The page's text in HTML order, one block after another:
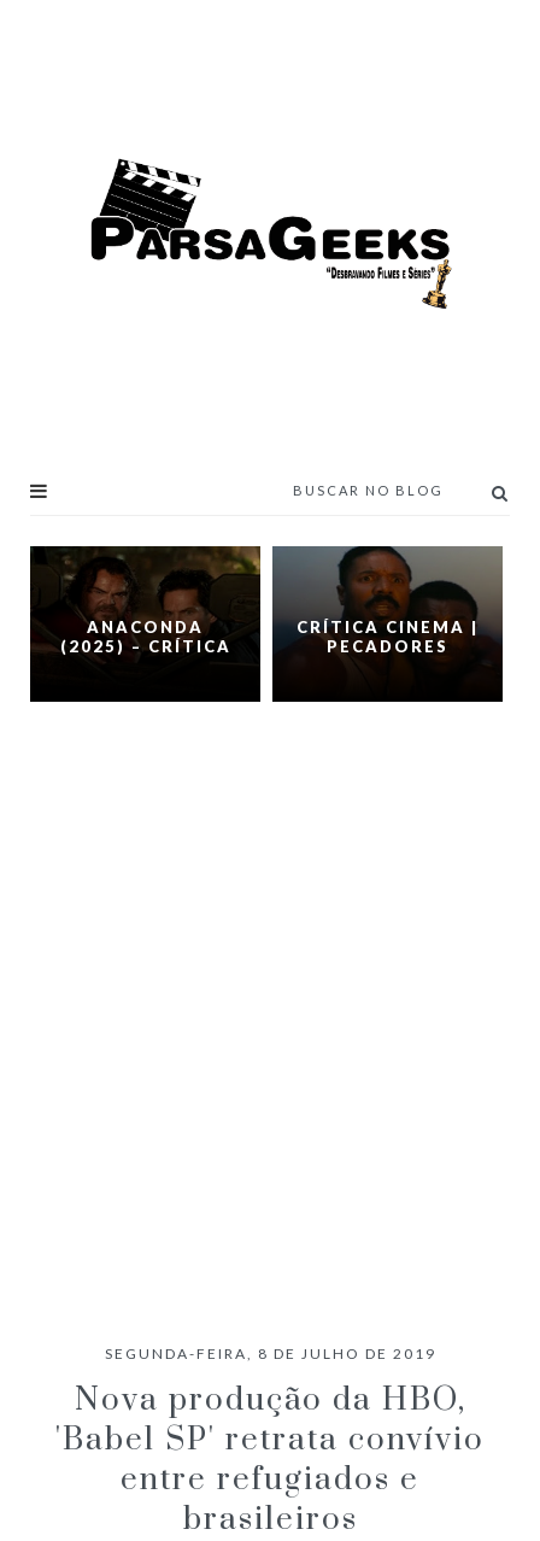
ANACONDA
(2025) – CRÍTICA
CRÍTICA CINEMA |
PECADORES
SEGUNDA-FEIRA, 8 DE JULHO DE 2019
Nova produção da HBO,
'Babel SP' retrata convívio
entre refugiados e
brasileiros